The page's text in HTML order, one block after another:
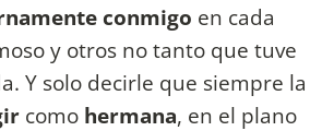
conmigo en cada
y otros no tanto que tuve
Y solo decirle que siempre la
como hermana, en el plano